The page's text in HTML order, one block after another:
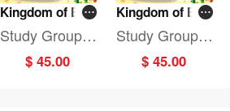
Kingdom of Eng
lish Grammar 2
B (Revised Editi
on)
Study Group E
ducation Centr
e
$ 45.00
Kingdom of Eng
lish Grammar 1
B (Revised Editi
on)
Study Group E
ducation Centr
e
$ 45.00